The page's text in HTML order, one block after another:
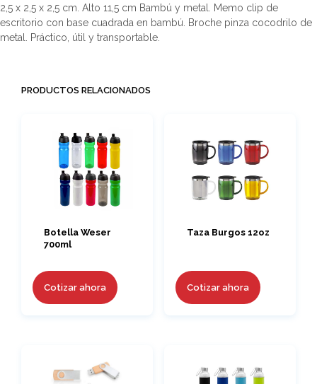
2,5 x 2,5 x 2,5 cm. Alto 11,5 cm Bambú y metal. Memo clip de
escritorio con base cuadrada en bambú. Broche pinza cocodrilo de
metal. Práctico, útil y transportable.
PRODUCTOS RELACIONADOS
Botella Weser
700ml
Cotizar ahora
Taza Burgos 12oz
Cotizar ahora